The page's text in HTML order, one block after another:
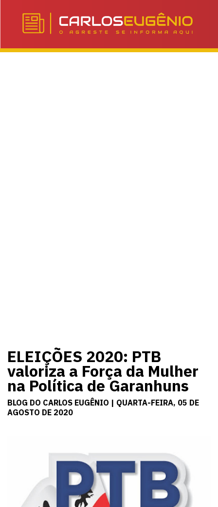
ELEIÇÕES 2020: PTB
valoriza a Força da Mulher
na Política de Garanhuns
BLOG DO CARLOS EUGÊNIO | QUARTA-FEIRA, 05 DE
AGOSTO DE 2020